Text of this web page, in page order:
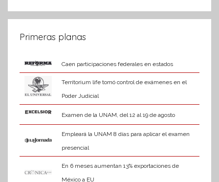
r
i
v
k
Primeras planas
Caen participaciones federales en estados
Territorium life tomó control de exámenes en el
Poder Judicial
Examen de la UNAM, del 12 al 19 de agosto
Empleará la UNAM 8 días para aplicar el examen
presencial
En 6 meses aumentan 13% exportaciones de
México a EU